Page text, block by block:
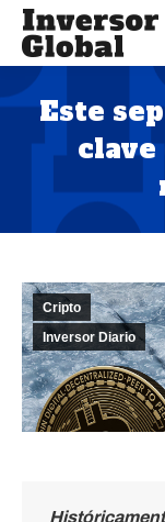
Este
clave
Cripto
Inversor Diario